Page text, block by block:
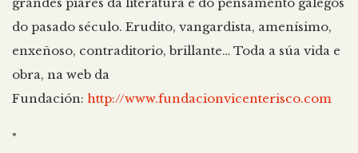
do pasado século. Erudito, vangardista, amenísimo,
enxeñoso, contraditorio, brillante… Toda a súa vida e
obra, na web da
Fundación: http://www.fundacionvicenterisco.com
"